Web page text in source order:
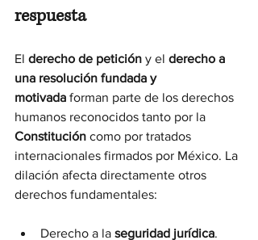
respuesta
El derecho de petición y el derecho a
una resolución fundada y
motivada forman parte de los derechos
humanos reconocidos tanto por la
Constitución como por tratados
internacionales firmados por México. La
dilación afecta directamente otros
derechos fundamentales:
Derecho a la seguridad jurídica.